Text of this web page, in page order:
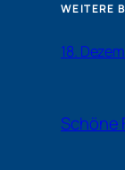
WEITERE
18.
Schöne